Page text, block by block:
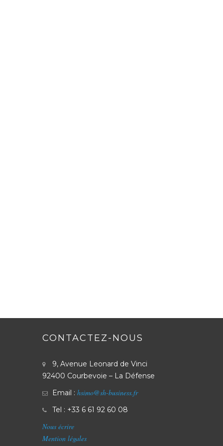
CONTACTEZ-NOUS
9, Avenue Leonard de Vinci
92400 Courbevoie – La Défense
Email : hsimo@sh-business.fr
Tel : +33 6 61 92 60 08
Nous écrire
Mention légales